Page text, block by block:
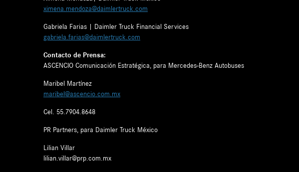
ximena.mendoza@daimlertruck.com
Gabriela Farias | Daimler Truck Financial Services
gabriela.farias@daimlertruck.com
Contacto de Prensa:
ASCENCIO Comunicación Estratégica, para Mercedes-Benz Autobuses
Maribel Martínez
maribel@ascencio.com.mx
Cel. 55.7904.8648
PR Partners, para Daimler Truck México
Lilian Villar
lilian.villar@prp.com.mx